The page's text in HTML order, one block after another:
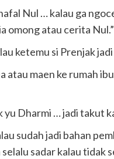
Nul … kalau ga
omong atau cerita Nul.”
ketemu si Prenjak
atau maen ke rumah
yu Dharmi … jadi takut
sudah jadi bahan
sadar kalau tidak